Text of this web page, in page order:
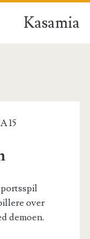
Kasamia
15
over
demoen.